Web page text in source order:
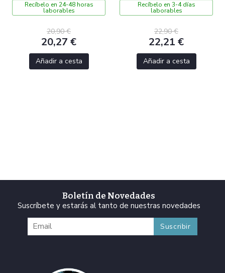
Recíbelo en 24-48 horas
laborables
20,90 €
20,27 €
Añadir a cesta
Recíbelo en 3-4 días
laborables
22,90 €
22,21 €
Añadir a cesta
Boletín de Novedades
Suscríbete y estarás al tanto de nuestras novedades